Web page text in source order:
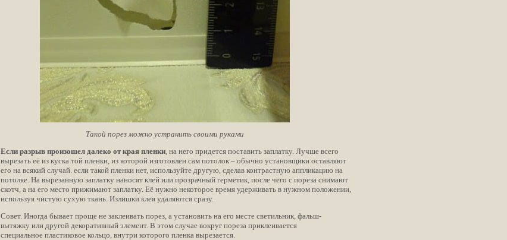
Такой порез можно устранить своими руками
Если разрыв произошел далеко от края пленки, на него придется поставить заплатку. Лучше всего
вырезать её из куска той пленки, из которой изготовлен сам потолок – обычно установщики оставляют
его на всякий случай. если такой пленки нет, используйте другую, сделав контрастную аппликацию на
потолке. На вырезанную заплатку наносят клей или прозрачный герметик, после чего с пореза снимают
скотч, а на его место прижимают заплатку. Её нужно некоторое время удерживать в нужном положении,
используя чистую сухую ткань. Излишки клея удаляются сразу.
Совет. Иногда бывает проще не заклеивать порез, а установить на его месте светильник, фальш-
вытяжку или другой декоративный элемент. В этом случае вокруг пореза приклеивается
специальное пластиковое кольцо, внутри которого пленка вырезается.